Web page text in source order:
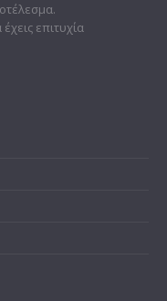
επιτυχία